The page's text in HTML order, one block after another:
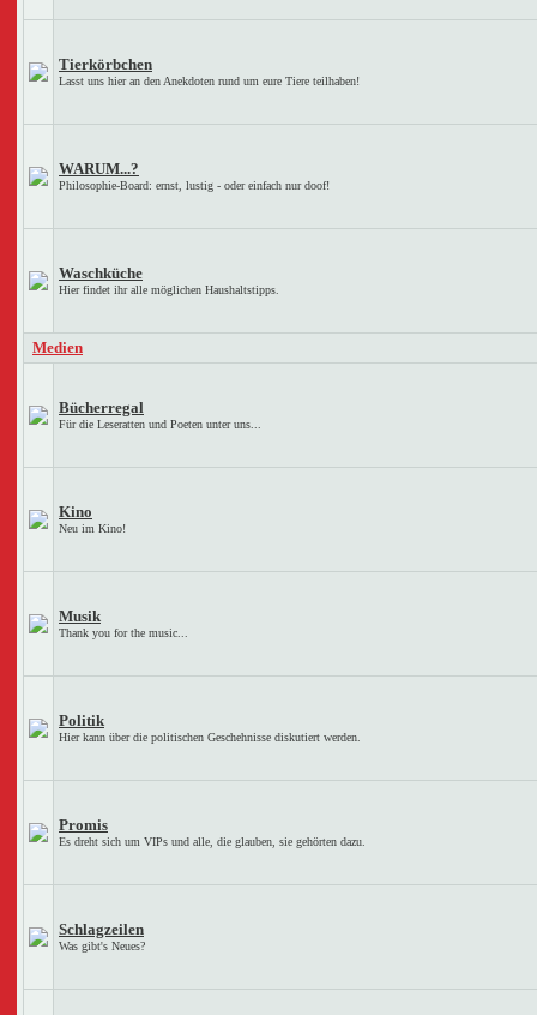
Tierkörbchen
Lasst uns hier an den Anekdoten rund um eure Tiere teilhaben!
WARUM...?
Philosophie-Board: ernst, lustig - oder einfach nur doof!
Waschküche
Hier findet ihr alle möglichen Haushaltstipps.
Medien
Bücherregal
Für die Leseratten und Poeten unter uns...
Kino
Neu im Kino!
Musik
Thank you for the music...
Politik
Hier kann über die politischen Geschehnisse diskutiert werden.
Promis
Es dreht sich um VIPs und alle, die glauben, sie gehörten dazu.
Schlagzeilen
Was gibt's Neues?